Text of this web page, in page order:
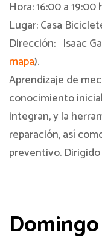
Hora: 16:00 a 19:00
Lugar: Casa
Dirección: Isaac
mapa).
Aprendizaje de
conocimiento
integran, y la
reparación, así
preventivo.